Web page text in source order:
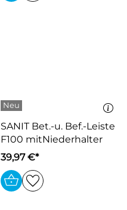
SANIT Bet.-u. Bef.-Leiste
F100 mitNiederhalter
39,97 €*